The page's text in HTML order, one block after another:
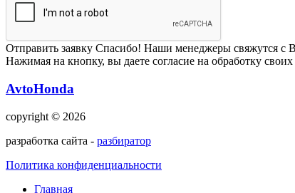
Отправить заявку Спасибо! Наши менеджеры свяжутся с
Нажимая на кнопку, вы даете согласие на обработку
AvtoHonda
copyright © 2026
разработка сайта - разбиратор
Политика конфиденциальности
Главная